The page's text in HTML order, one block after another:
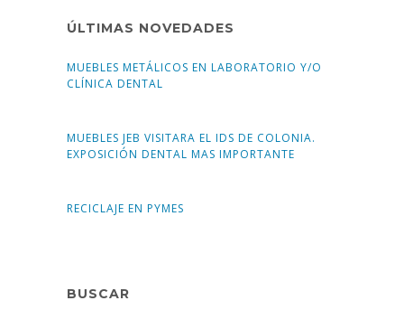
ÚLTIMAS NOVEDADES
MUEBLES METÁLICOS EN LABORATORIO Y/O
CLÍNICA DENTAL
MUEBLES JEB VISITARA EL IDS DE COLONIA.
EXPOSICIÓN DENTAL MAS IMPORTANTE
RECICLAJE EN PYMES
BUSCAR